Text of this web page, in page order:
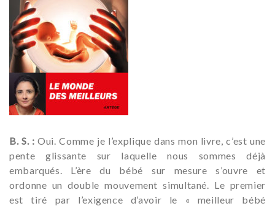
B. S. : Oui. Comme je l’explique dans mon livre, c’est une
pente glissante sur laquelle nous sommes déjà
embarqués. L’ère du bébé sur mesure s’ouvre et
ordonne un double mouvement simultané. Le premier
est tiré par l’exigence d’avoir le « meilleur bébé